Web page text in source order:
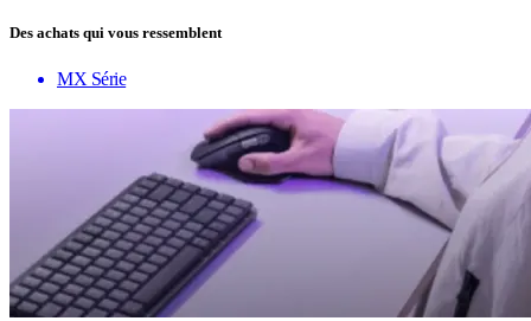
Des achats qui vous ressemblent
MX Série